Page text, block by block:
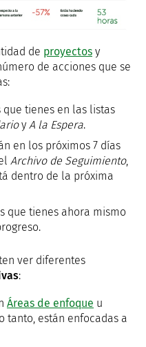
de proyectos y
de acciones que se
que tienes en las listas
y A la Espera.
en los próximos 7 días
Archivo de Seguimiento,
dentro de la próxima
que tienes ahora mismo
ver diferentes
:
Áreas de enfoque u
tanto, están enfocadas a